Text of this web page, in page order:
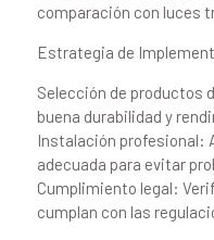
comparación con luces
Estrategia de
Selección de productos
buena durabilidad y
Instalación profesional:
adecuada para evitar
Cumplimiento legal:
cumplan con las